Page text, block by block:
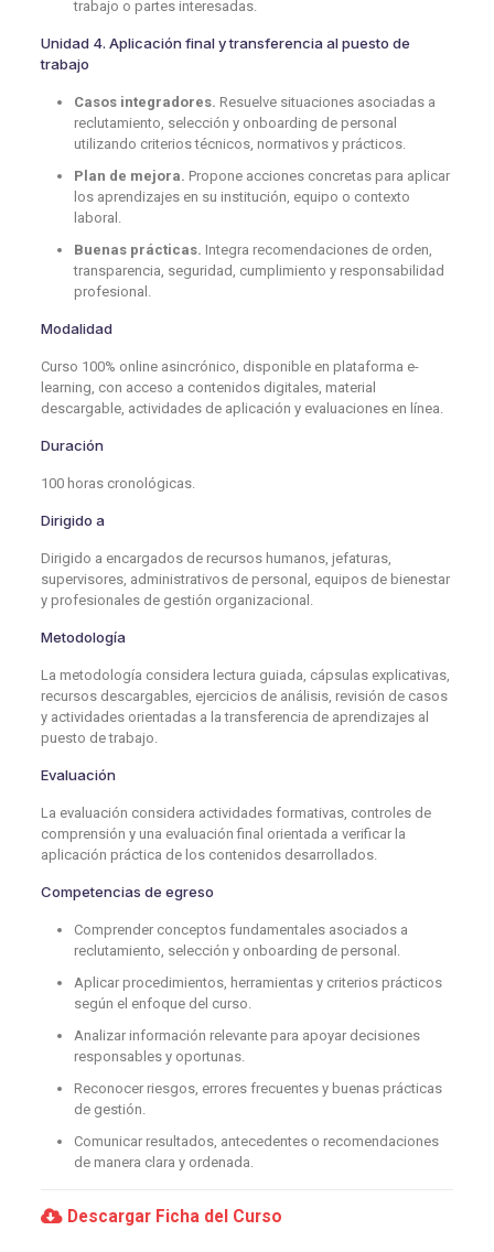
trabajo o partes interesadas.
Unidad 4. Aplicación final y transferencia al puesto de
trabajo
Casos integradores. Resuelve situaciones asociadas a
reclutamiento, selección y onboarding de personal
utilizando criterios técnicos, normativos y prácticos.
Plan de mejora. Propone acciones concretas para aplicar
los aprendizajes en su institución, equipo o contexto
laboral.
Buenas prácticas. Integra recomendaciones de orden,
transparencia, seguridad, cumplimiento y responsabilidad
profesional.
Modalidad
Curso 100% online asincrónico, disponible en plataforma e-
learning, con acceso a contenidos digitales, material
descargable, actividades de aplicación y evaluaciones en línea.
Duración
100 horas cronológicas.
Dirigido a
Dirigido a encargados de recursos humanos, jefaturas,
supervisores, administrativos de personal, equipos de bienestar
y profesionales de gestión organizacional.
Metodología
La metodología considera lectura guiada, cápsulas explicativas,
recursos descargables, ejercicios de análisis, revisión de casos
y actividades orientadas a la transferencia de aprendizajes al
puesto de trabajo.
Evaluación
La evaluación considera actividades formativas, controles de
comprensión y una evaluación final orientada a verificar la
aplicación práctica de los contenidos desarrollados.
Competencias de egreso
Comprender conceptos fundamentales asociados a
reclutamiento, selección y onboarding de personal.
Aplicar procedimientos, herramientas y criterios prácticos
según el enfoque del curso.
Analizar información relevante para apoyar decisiones
responsables y oportunas.
Reconocer riesgos, errores frecuentes y buenas prácticas
de gestión.
Comunicar resultados, antecedentes o recomendaciones
de manera clara y ordenada.
Descargar Ficha del Curso